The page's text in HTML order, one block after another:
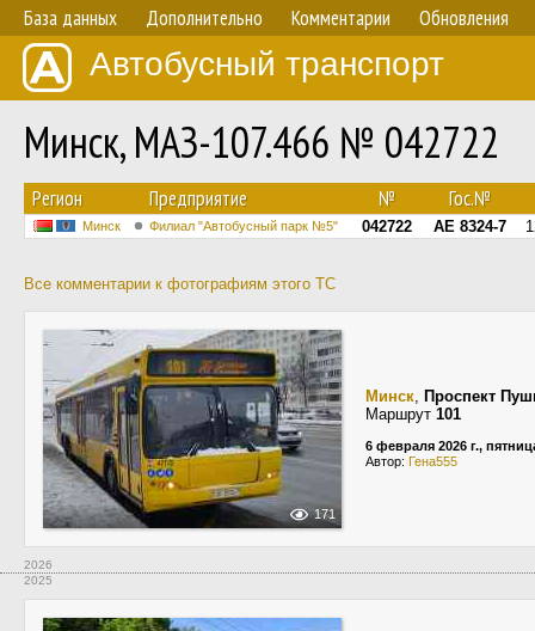
База данных Дополнительно Комментарии Обновления
Автобусный транспорт
Минск, МАЗ-107.466 № 042722
Регион Предприятие № Гос.№
Минск Филиал "Автобусный парк №5" 042722 АЕ 8324-7
Все комментарии к фотографиям этого ТС
171
Минск, Проспект
Маршрут 101
6 февраля 2026 г.,
Автор: Гена555
2026
2025